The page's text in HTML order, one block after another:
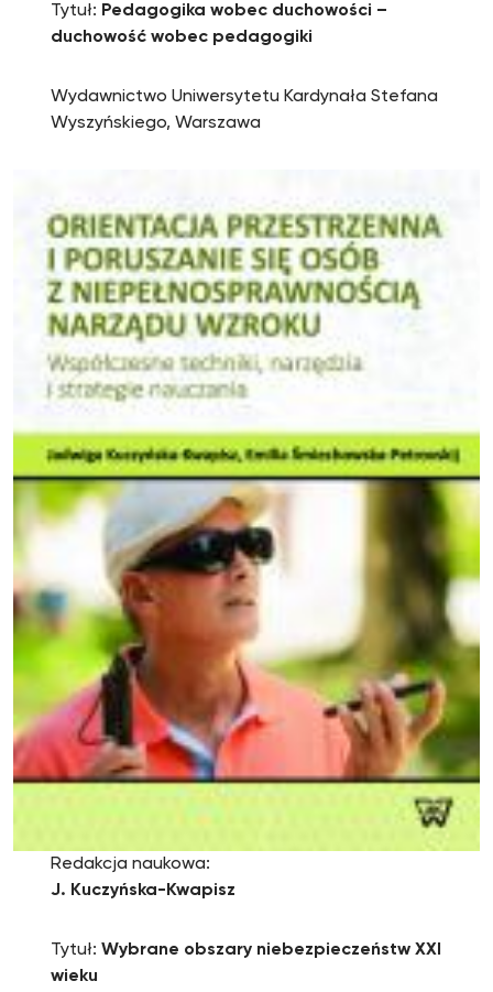
Tytuł: Pedagogika wobec duchowości –
duchowość wobec pedagogiki
Wydawnictwo Uniwersytetu Kardynała Stefana
Wyszyńskiego, Warszawa
Redakcja naukowa:
J. Kuczyńska-Kwapisz
Tytuł: Wybrane obszary niebezpieczeństw XXI
wieku